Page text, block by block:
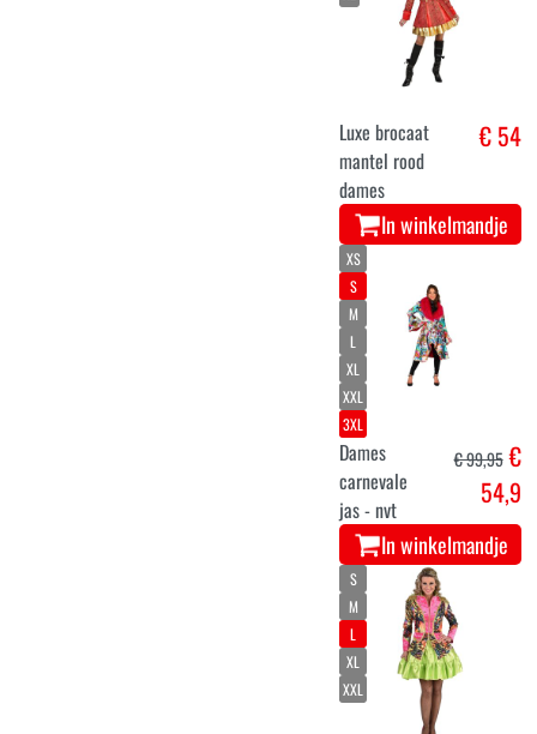
Luxe brocaat
mantel rood
dames
€ 54
In winkelmandje
XS
S
M
L
XL
XXL
3XL
Dames
carnevale
jas - nvt
€ 99,95€
54,9
In winkelmandje
S
M
L
XL
XXL